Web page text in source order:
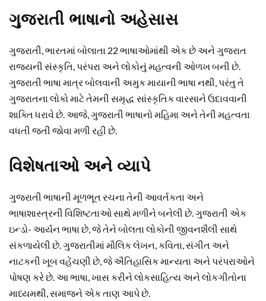
ગુજરાતી ભાષાનો અહેસાસ
ગુજરાતી, ભારતમાં બોલાતા 22 ભાષાઓમાંથી એક છે અને ગુજરાત
રાજ્યની સંસ્કૃતિ, પરંપરા અને લોકોનું મહત્વની ઓળખ બની છે.
ગુજરાતી ભાષા માત્ર બોલવાની અમુક માયાની ભાષા નથી, પરંતુ તે
ગુજરાતના લોકો માટે તેમની સમૃદ્ધ સાંસ્કૃતિક વારસાને ઉદાવવાની
શાક્તિ ધરાવે છે. આજે, ગુજરાતી ભાષાનો મહિમા અને તેની મહત્વતા
વધતી જતી જોવા મળી રહી છે.
વિશેષતાઓ અને વ્યાપે
ગુજરાતી ભાષાની મૂળભૂત રચના તેની આવર્તકતા અને
ભાષાશાસ્ત્રની વિશિષ્ટતાઓ સાથે મળીને બનેલી છે. ગુજરાતી એક
ઇન્ડો- આર્યન ભાષા છે, જે તેને બોલતા લોકોની જીવનશૈલી સાથે
સંકળાયેલી છે. ગુજરાતીમાં મૌલિક લેખન, કવિતા, સંગીત અને
નાટકની ખૂબ વહેંચણી છે, જે ઐતિહાસિક માન્યતા અને પરંપરાઓને
પોષણ કરે છે. આ ભાષા, ખાસ કરીને લોકસાહિત્ય અને લોકગીતોના
માધ્યમથી, સમાજને એક તાણ આપે છે.